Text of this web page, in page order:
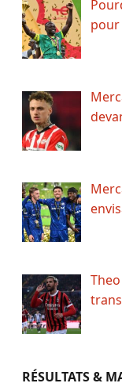
RÉSULTATS &